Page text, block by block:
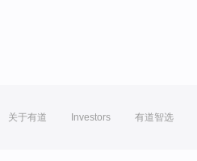
关于有道 Investors 有道智选